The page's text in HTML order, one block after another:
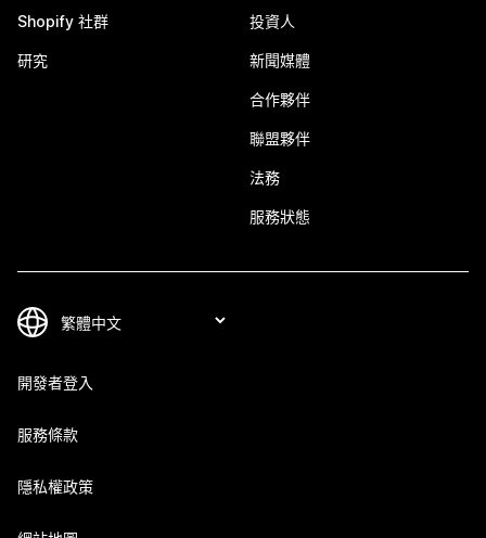
Shopify 社群
研究
投資人
新聞媒體
合作夥伴
聯盟夥伴
法務
服務狀態
開發者登入
服務條款
隱私權政策